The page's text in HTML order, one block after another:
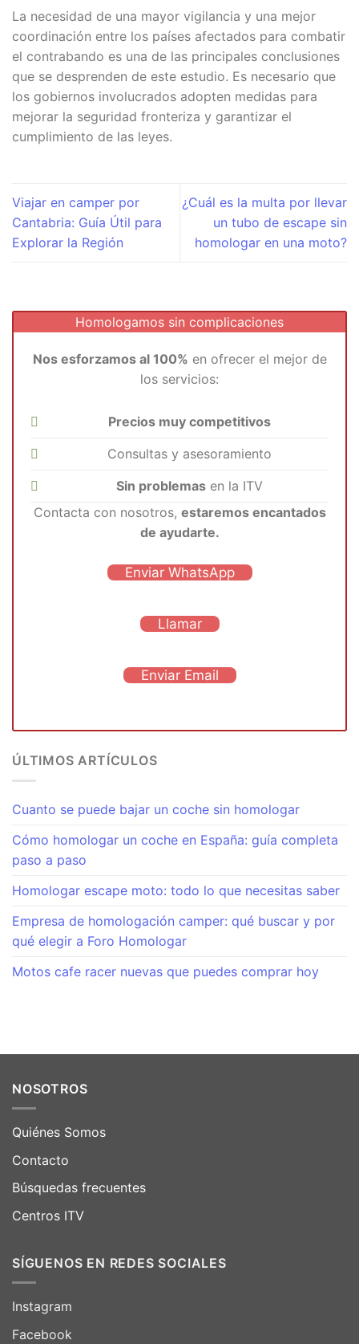
La necesidad de una mayor vigilancia y una mejor
coordinación entre los países afectados para combatir
el contrabando es una de las principales conclusiones
que se desprenden de este estudio. Es necesario que
los gobiernos involucrados adopten medidas para
mejorar la seguridad fronteriza y garantizar el
cumplimiento de las leyes.
Viajar en camper por
Cantabria: Guía Útil para
Explorar la Región
¿Cuál es la multa por llevar
un tubo de escape sin
homologar en una moto?
Homologamos sin complicaciones
Nos esforzamos al 100% en ofrecer el mejor de
los servicios:
Precios muy competitivos
Consultas y asesoramiento
Sin problemas en la ITV
Contacta con nosotros, estaremos encantados
de ayudarte.
Enviar WhatsApp
Llamar
Enviar Email
ÚLTIMOS ARTÍCULOS
Cuanto se puede bajar un coche sin homologar
Cómo homologar un coche en España: guía completa
paso a paso
Homologar escape moto: todo lo que necesitas saber
Empresa de homologación camper: qué buscar y por
qué elegir a Foro Homologar
Motos cafe racer nuevas que puedes comprar hoy
NOSOTROS
Quiénes Somos
Contacto
Búsquedas frecuentes
Centros ITV
SÍGUENOS EN REDES SOCIALES
Instagram
Facebook